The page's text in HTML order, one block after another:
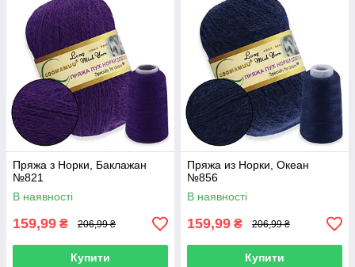
Пряжа з Норки, Баклажан
№821
В наявності
159,99 ₴ 206,99 ₴
Купити
Пряжа из Норки, Океан
№856
В наявності
159,99 ₴ 206,99 ₴
Купити